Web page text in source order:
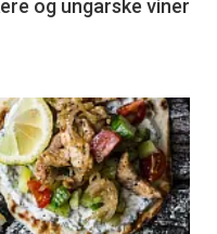
og ungarske viner